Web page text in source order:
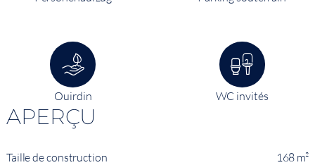
Ouirdin WC invités
APERÇU
Taille de construction 168 m²